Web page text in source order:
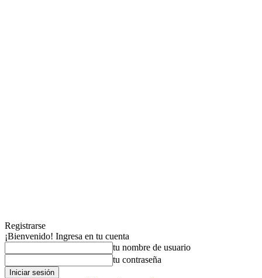
Registrarse
¡Bienvenido! Ingresa en tu cuenta
tu nombre de usuario
tu contraseña